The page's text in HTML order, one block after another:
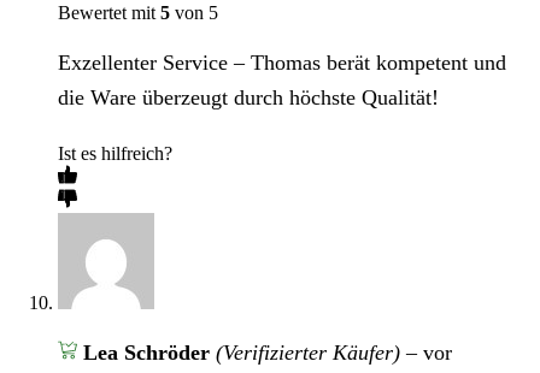
Bewertet mit 5 von 5
Exzellenter Service – Thomas berät kompetent und
die Ware überzeugt durch höchste Qualität!
Ist es hilfreich?
Lea Schröder (Verifizierter Käufer) – vor